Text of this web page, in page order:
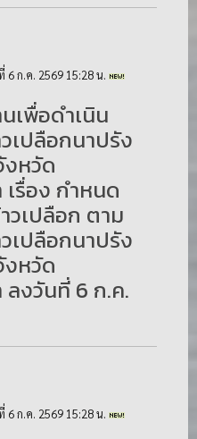
6 ก.ค. 2569 15:28 น.
เพื่อดำเนิน
เปลือกนาปรัง
หวัด
รื่อง กำหนด
วเปลือก ตาม
เปลือกนาปรัง
หวัด
ลงวันที่ 6 ก.ค.
6 ก.ค. 2569 15:28 น.